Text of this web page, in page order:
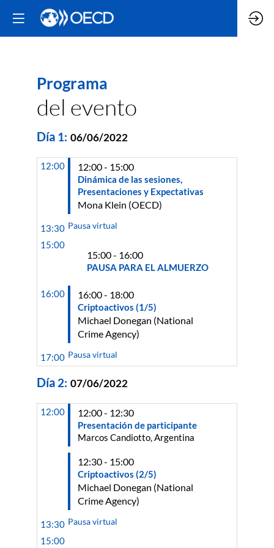
Programa
del evento
Día 1: 06/06/2022
12:00 12:00 - 15:00
Dinámica de las sesiones,
Presentaciones y Expectativas
Mona Klein (OECD)
13:30 Pausa virtual
15:00
15:00 - 16:00
PAUSA PARA EL ALMUERZO
16:00 16:00 - 18:00
Criptoactivos (1/5)
Michael Donegan (National
Crime Agency)
17:00 Pausa virtual
Día 2: 07/06/2022
12:00 12:00 - 12:30
Presentación de participante
Marcos Candiotto, Argentina
12:30 - 15:00
Criptoactivos (2/5)
Michael Donegan (National
Crime Agency)
13:30 Pausa virtual
15:00